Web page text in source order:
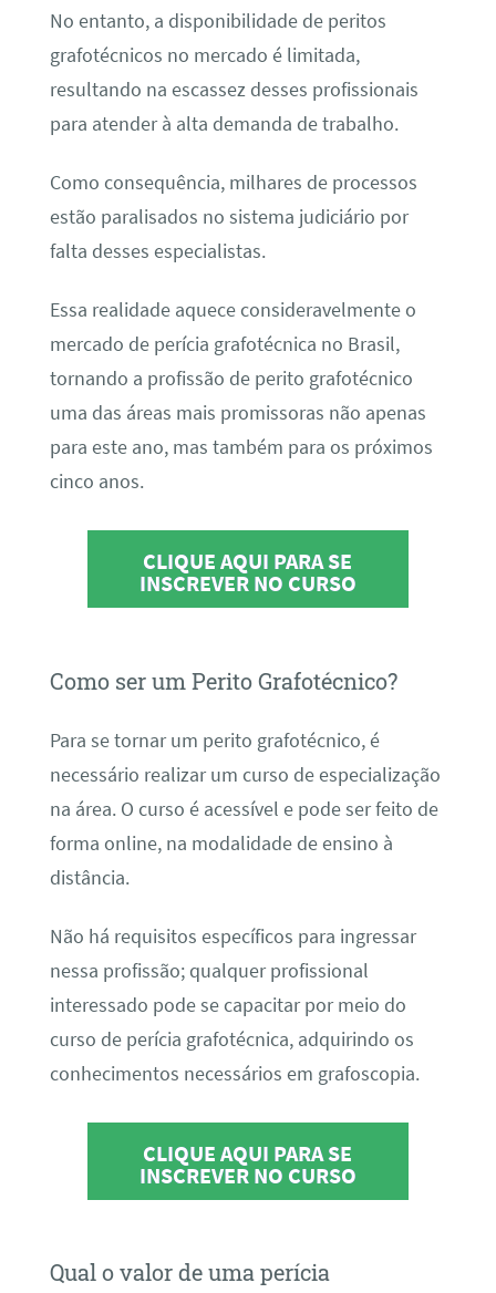
No entanto, a disponibilidade de peritos
grafotécnicos no mercado é limitada,
resultando na escassez desses profissionais
para atender à alta demanda de trabalho.
Como consequência, milhares de processos
estão paralisados no sistema judiciário por
falta desses especialistas.
Essa realidade aquece consideravelmente o
mercado de perícia grafotécnica no Brasil,
tornando a profissão de perito grafotécnico
uma das áreas mais promissoras não apenas
para este ano, mas também para os próximos
cinco anos.
CLIQUE AQUI PARA SE
INSCREVER NO CURSO
Como ser um Perito Grafotécnico?
Para se tornar um perito grafotécnico, é
necessário realizar um curso de especialização
na área. O curso é acessível e pode ser feito de
forma online, na modalidade de ensino à
distância.
Não há requisitos específicos para ingressar
nessa profissão; qualquer profissional
interessado pode se capacitar por meio do
curso de perícia grafotécnica, adquirindo os
conhecimentos necessários em grafoscopia.
CLIQUE AQUI PARA SE
INSCREVER NO CURSO
Qual o valor de uma perícia